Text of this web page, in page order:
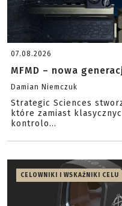
07.08.2026
MFMD – nowa
Damian Niemczuk
Strategic Sciences
które zamiast
kontrolo...
CELOWNIKI I WSKAŹNIKI CELU